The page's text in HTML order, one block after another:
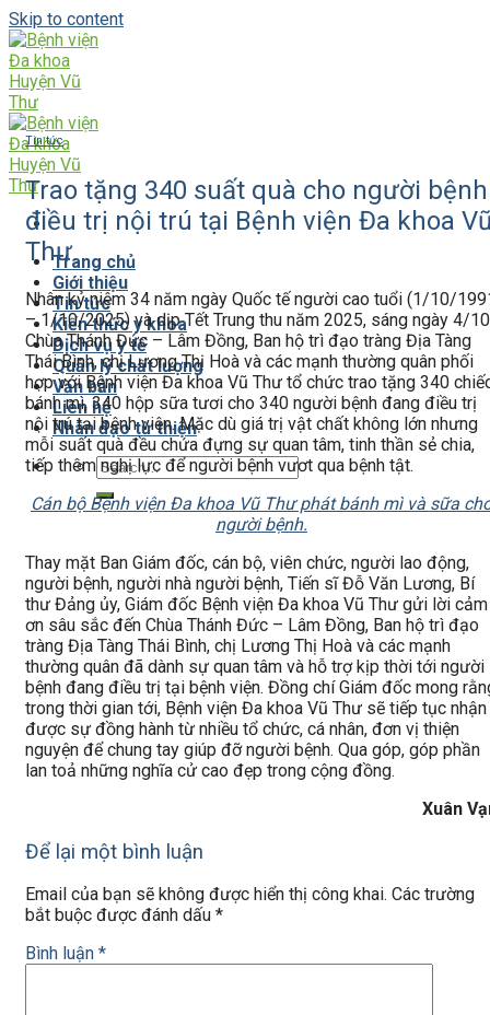
Skip to content
Trang chủ
Giới thiệu
Tin tức
Kiến thức y khoa
Dịch vụ y tế
Quản lý chất lượng
Văn bản
Liên hệ
Nhân đạo từ thiện
Tin tức
Trao tặng 340 suất quà cho người bệnh
điều trị nội trú tại Bệnh viện Đa khoa
Thư
Nhân kỷ niệm 34 năm ngày Quốc tế người cao tuổi (1/10/
– 1/10/2025) và dịp Tết Trung thu năm 2025, sáng ngày 4/
Chùa Thánh Đức – Lâm Đồng, Ban hộ trì đạo tràng Địa Tàng
Thái Bình, chị Lương Thị Hoà và các mạnh thường quân phối
hợp với Bệnh viện Đa khoa Vũ Thư tổ chức trao tặng 340
bánh mì, 340 hộp sữa tươi cho 340 người bệnh đang điều trị
nội trú tại bệnh viện. Mặc dù giá trị vật chất không lớn nhưng
mỗi suất quà đều chứa đựng sự quan tâm, tinh thần sẻ chia,
tiếp thêm nghị lực để người bệnh vươt qua bệnh tật.
Cán bộ Bệnh viện Đa khoa Vũ Thư phát bánh mì và sữa
người bệnh.
Thay mặt Ban Giám đốc, cán bộ, viên chức, người lao động,
người bệnh, người nhà người bệnh, Tiến sĩ Đỗ Văn Lương, Bí
thư Đảng ủy, Giám đốc Bệnh viện Đa khoa Vũ Thư gửi lời cảm
ơn sâu sắc đến Chùa Thánh Đức – Lâm Đồng, Ban hộ trì đạo
tràng Địa Tàng Thái Bình, chị Lương Thị Hoà và các mạnh
thường quân đã dành sự quan tâm và hỗ trợ kịp thời tới người
bệnh đang điều trị tại bệnh viện. Đồng chí Giám đốc mong
trong thời gian tới, Bệnh viện Đa khoa Vũ Thư sẽ tiếp tục nhận
được sự đồng hành từ nhiều tổ chức, cá nhân, đơn vị thiện
nguyện để chung tay giúp đỡ người bệnh. Qua góp, góp phần
lan toả những nghĩa cử cao đẹp trong cộng đồng.
Xuân
Để lại một bình luận
Email của bạn sẽ không được hiển thị công khai. Các trường
bắt buộc được đánh dấu *
Bình luận *